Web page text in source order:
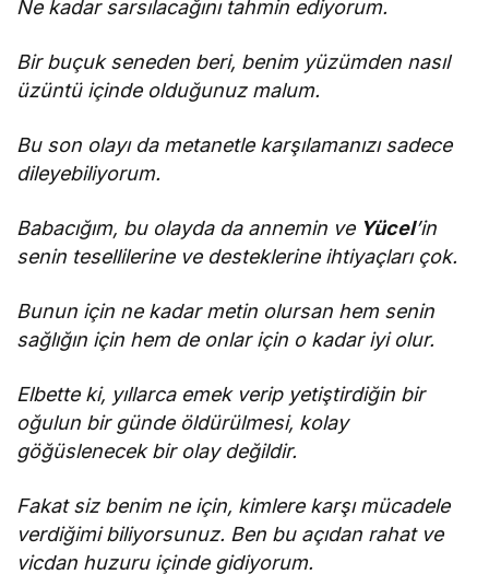
Ne kadar sarsılacağını tahmin ediyorum.
Bir buçuk seneden beri, benim yüzümden nasıl
üzüntü içinde olduğunuz malum.
Bu son olayı da metanetle karşılamanızı sadece
dileyebiliyorum.
Babacığım, bu olayda da annemin ve Yücel’in
senin tesellilerine ve desteklerine ihtiyaçları çok.
Bunun için ne kadar metin olursan hem senin
sağlığın için hem de onlar için o kadar iyi olur.
Elbette ki, yıllarca emek verip yetiştirdiğin bir
oğulun bir günde öldürülmesi, kolay
göğüslenecek bir olay değildir.
Fakat siz benim ne için, kimlere karşı mücadele
verdiğimi biliyorsunuz. Ben bu açıdan rahat ve
vicdan huzuru içinde gidiyorum.